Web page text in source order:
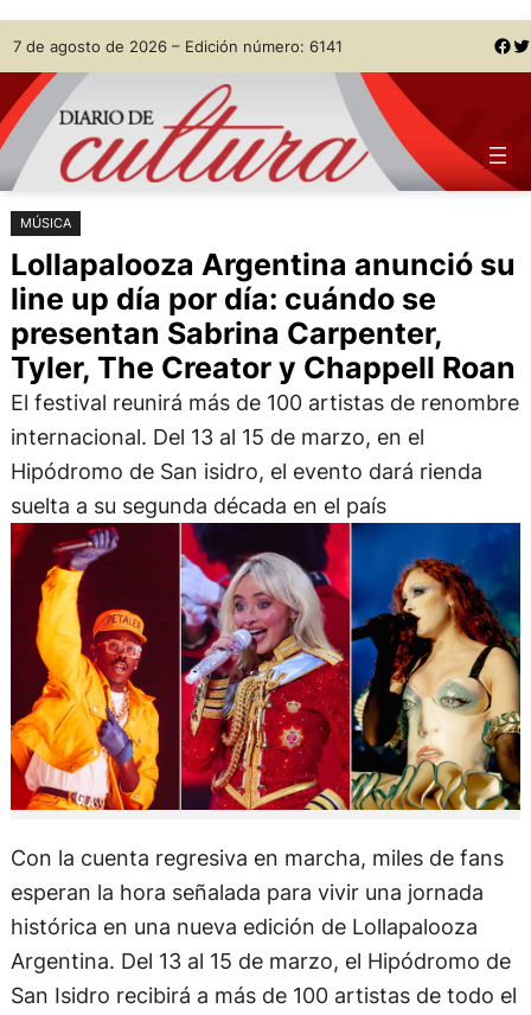
Saltar
al
contenido
Skip
to
content
7 de agosto de 2026 – Edición número: 6141 Facebook Twitter
MÚSICA
Lollapalooza Argentina anunció su
line up día por día: cuándo se
presentan Sabrina Carpenter,
Tyler, The Creator y Chappell Roan
El festival reunirá más de 100 artistas de renombre
internacional. Del 13 al 15 de marzo, en el
Hipódromo de San isidro, el evento dará rienda
suelta a su segunda década en el país
Con la cuenta regresiva en marcha, miles de fans
esperan la hora señalada para vivir una jornada
histórica en una nueva edición de Lollapalooza
Argentina. Del 13 al 15 de marzo, el Hipódromo de
San Isidro recibirá a más de 100 artistas de todo el